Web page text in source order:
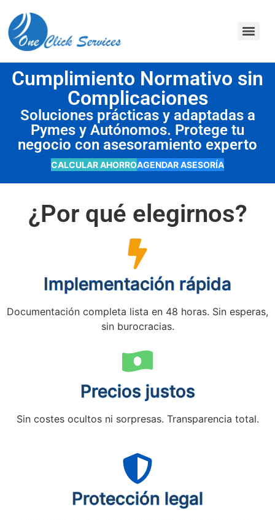
Cumplimiento Normativo sin
Complicaciones
Soluciones prácticas y adaptadas a
Pymes y Autónomos. Protege tu
negocio con asesoramiento experto
CALCULAR AHORROAGENDAR ASESORÍA
¿Por qué elegirnos?
Implementación rápida
Documentación completa lista en 48 horas. Sin esperas,
sin burocracias.
Precios justos
Sin costes ocultos ni sorpresas. Transparencia total.
Protección legal